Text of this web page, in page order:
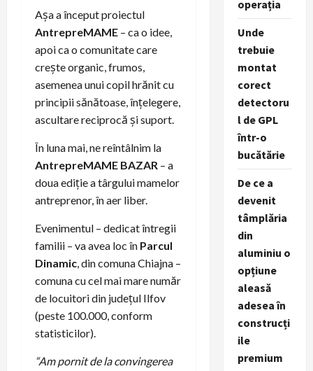
Așa a început proiectul
AntrepreMAME – ca o idee,
apoi ca o comunitate care
crește organic, frumos,
asemenea unui copil hrănit cu
principii sănătoase, înțelegere,
ascultare reciprocă și suport.
În luna mai, ne reîntâlnim la
AntrepreMAME BAZAR – a
doua ediție a târgului mamelor
antreprenor, în aer liber.
Evenimentul – dedicat întregii
familii – va avea loc în Parcul
Dinamic, din comuna Chiajna –
comuna cu cel mai mare număr
de locuitori din județul Ilfov
(peste 100.000, conform
statisticilor).
“Am pornit de la convingerea
operația
Unde
trebuie
montat
corect
detectoru
l de GPL
într-o
bucătărie
De ce a
devenit
tâmplăria
din
aluminiu o
opțiune
aleasă
adesea în
construcți
ile
premium